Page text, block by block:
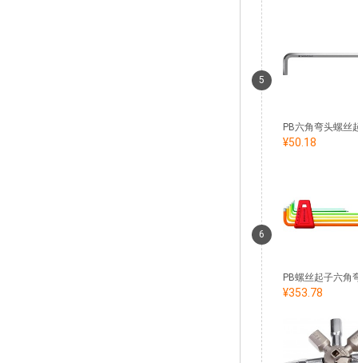
5
6
¥50.18
¥353.78